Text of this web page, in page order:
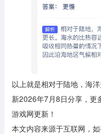
以上就是相对于陆地，海
新2026年7月8日分享，更
游戏网更新！
本文内容来源于互联网，如